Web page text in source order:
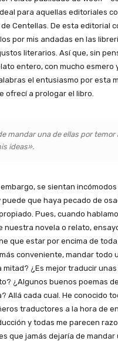
para aquellas editoriales
Centellas. De esta editorial
por mis andadas en las
literarios. Así que, sin
entero, con mucho esmero
el entusiasmo por esta
ofrecí a prologar el libro.
mandar una de ellas por temor
ideas».
se sientan
que haya pecado de
Pues, cuando
nuestra novela o relato,
que estar por encima de toda
conveniente, mandar todo
mitad? ¿Es mejor traducir
¿Algunos buenos poemas
Allá cada cual. He conocido
traductores a la hora de
y todas me parecen
que jamás dejaría de mandar